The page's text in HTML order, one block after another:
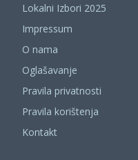
Lokalni Izbori 2025
Impressum
O nama
Oglašavanje
Pravila privatnosti
Pravila korištenja
Kontakt